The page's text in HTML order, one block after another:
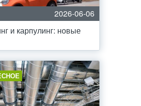
2026-06-06
и карпулинг: новые